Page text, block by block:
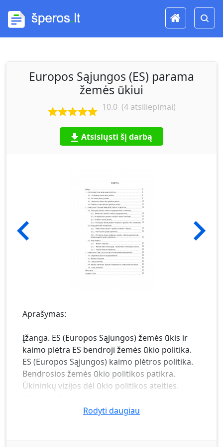
Europos Sąjungos (ES) parama
žemės ūkiui
10.0 (4atsiliepimai)
Atsisiųsti šį darbą
Aprašymas:
Įžanga. ES (Europos Sąjungos) žemės ūkis ir
kaimo plėtra ES bendroji žemės ūkio politika.
ES (Europos Sąjungos) kaimo plėtros politika.
Bendrosios žemės ūkio politikos patikra.
Ūkininkų vizijos dėl ūkio politikos ateities.
Tiesioginių išmokų schemos supaprastinimas
Rodyti daugiau